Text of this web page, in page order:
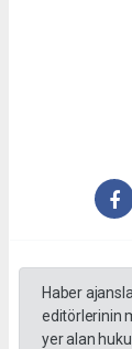
Haber
editörlerinin
yer alan